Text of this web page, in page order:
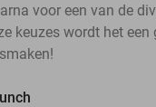
voor een van de
keuzes wordt het een